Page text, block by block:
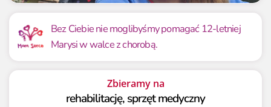
Mamy już
52 714.70 zł
Potrzebujemy
60 000 zł
87.86% 87.86%
Bez Ciebie nie moglibyśmy pomagać 12-letniej
Marysi w walce z chorobą.
Zbieramy na
rehabilitację, sprzęt medyczny